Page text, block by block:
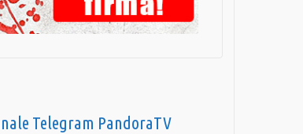
Telegram PandoraTV